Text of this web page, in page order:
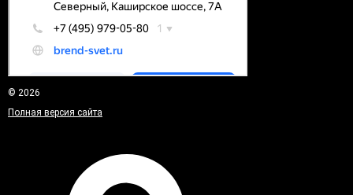
© 2026
Полная версия сайта